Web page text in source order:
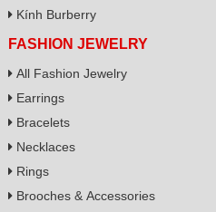
Kính Burberry
FASHION JEWELRY
All Fashion Jewelry
Earrings
Bracelets
Necklaces
Rings
Brooches & Accessories